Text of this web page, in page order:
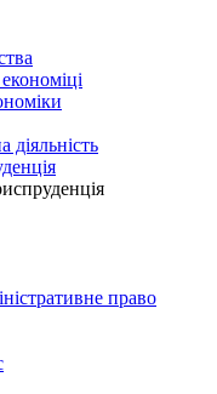
діяльність
право